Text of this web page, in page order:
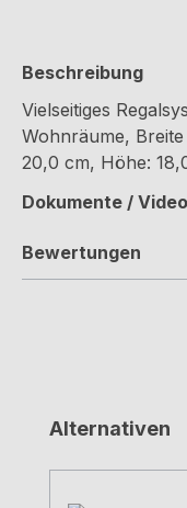
Beschreibung
Vielseitiges
Wohnräume,
20,0 cm, Höhe:
Dokumente /
Bewertungen
Produktgalerie
Alternativen